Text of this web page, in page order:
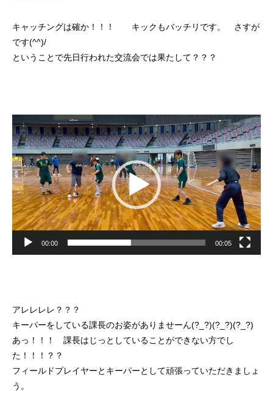
キャッチングは確か！！！ キックもバッチリです。 さすが
です(^^)/
ということで先日行われた交流会では果たして？？？
画
プ
レ
ー
ヤ
ー
00:00 00:05
アレレレレ？？？
キーパーをしている課長のお姿がありませーん(?_?)(?_?)(?_?)
あっ！！！ 課長はじっとしていることができない方でし
た！！！？？
フィールドプレイヤーとキーパーとして頑張っていただきましょ
う。